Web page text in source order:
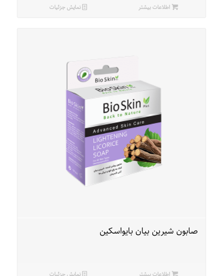
اطلاعات بیشتر نمایش جزئیات
صابون شیرین بیان بایواسکین